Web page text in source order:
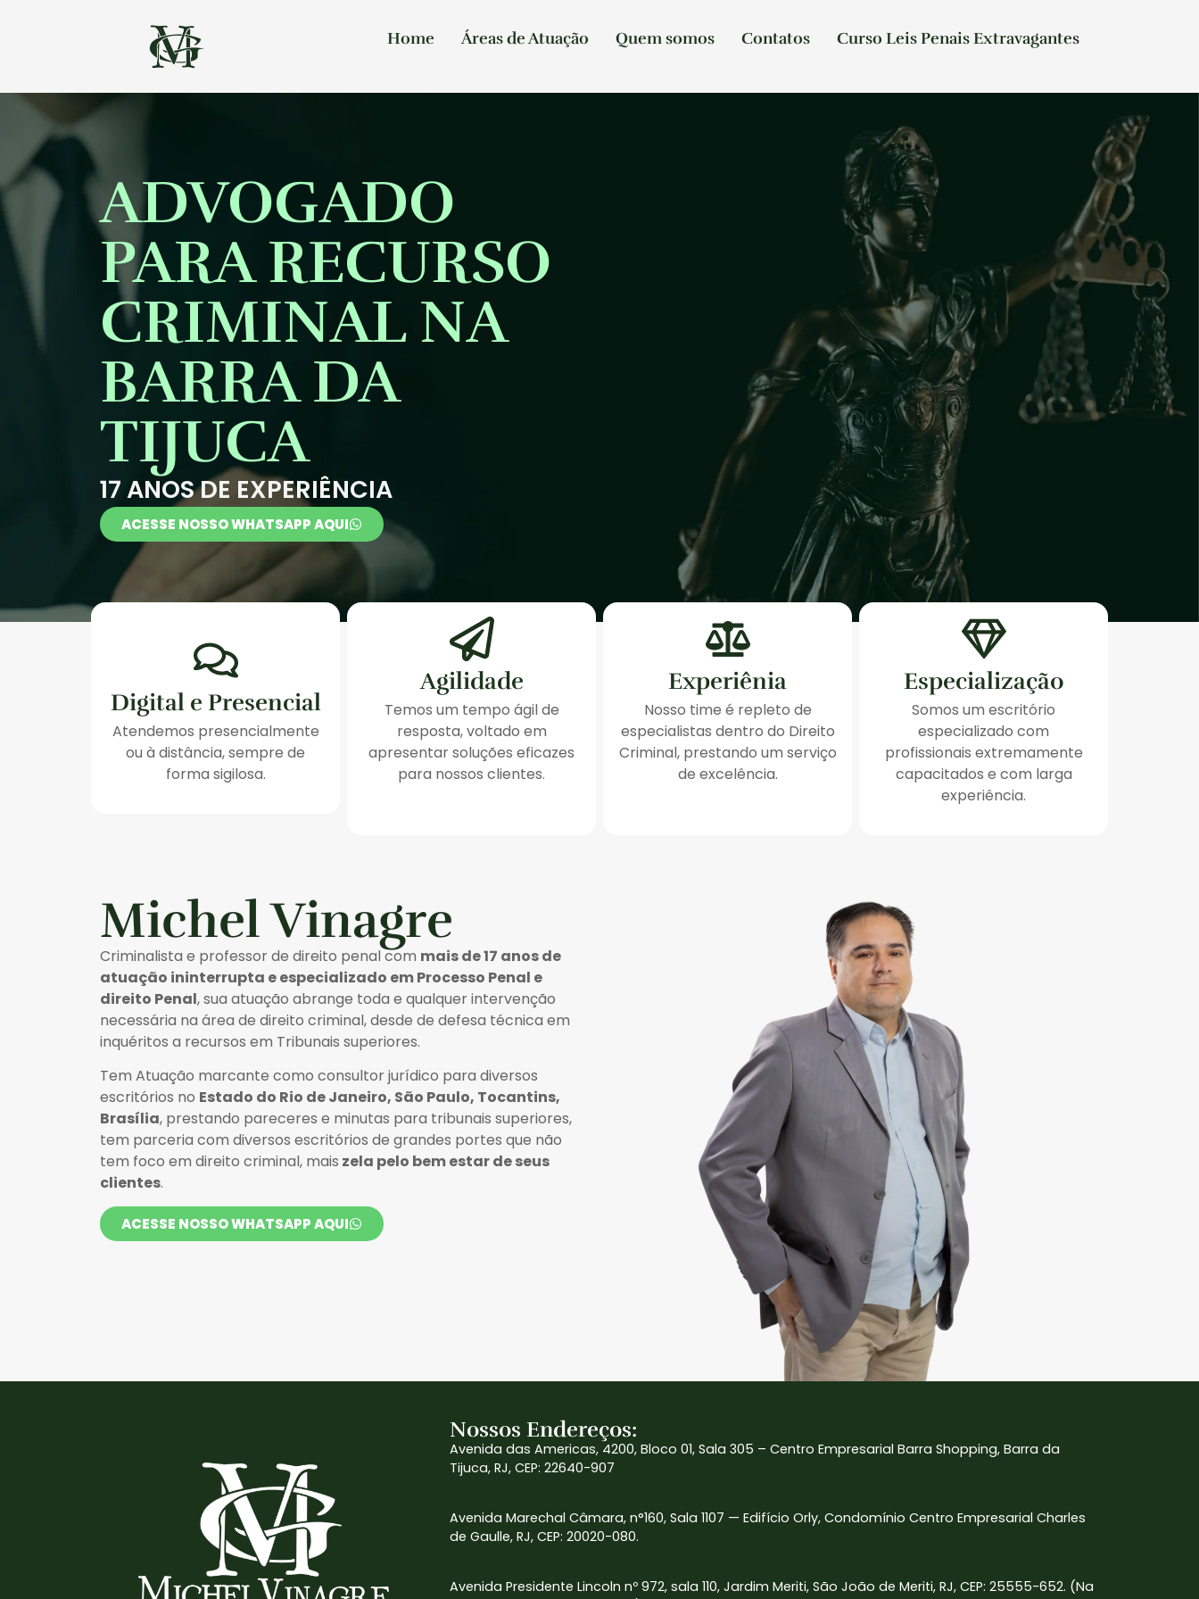
Home Áreas de Atuação Quem somos Contatos Curso Leis Penais Extravagantes
ADVOGADO
PARA RECURSO
CRIMINAL NA
BARRA DA
TIJUCA
17 ANOS DE EXPERIÊNCIA
ACESSE NOSSO WHATSAPP AQUI
Digital e Presencial
Atendemos presencialmente
ou à distância, sempre de
forma sigilosa.
Agilidade
Temos um tempo ágil de
resposta, voltado em
apresentar soluções eficazes
para nossos clientes.
Experiênia
Nosso time é repleto de
especialistas dentro do Direito
Criminal, prestando um serviço
de excelência.
Especialização
Somos um escritório
especializado com
profissionais extremamente
capacitados e com larga
experiência.
Michel Vinagre
Criminalista e professor de direito penal com mais de 17 anos de
atuação ininterrupta e especializado em Processo Penal e
direito Penal, sua atuação abrange toda e qualquer intervenção
necessária na área de direito criminal, desde de defesa técnica em
inquéritos a recursos em Tribunais superiores.
Tem Atuação marcante como consultor jurídico para diversos
escritórios no Estado do Rio de Janeiro, São Paulo, Tocantins,
Brasília, prestando pareceres e minutas para tribunais superiores,
tem parceria com diversos escritórios de grandes portes que não
tem foco em direito criminal, mais zela pelo bem estar de seus
clientes.
ACESSE NOSSO WHATSAPP AQUI
Nossos Endereços:
Avenida das Americas, 4200, Bloco 01, Sala 305 – Centro Empresarial Barra Shopping, Barra da
Tijuca, RJ, CEP: 22640-907
Avenida Marechal Câmara, n°160, Sala 1107 — Edifício Orly, Condomínio Centro Empresarial Charles
de Gaulle, RJ, CEP: 20020-080.
Avenida Presidente Lincoln nº 972, sala 110, Jardim Meriti, São João de Meriti, RJ, CEP: 25555-652. (Na